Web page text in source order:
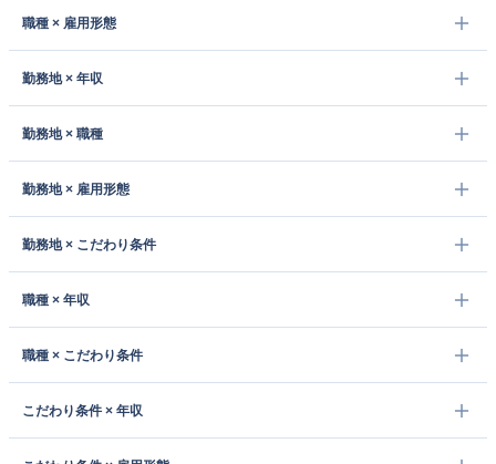
職種 × 雇用形態
勤務地 × 年収
勤務地 × 職種
勤務地 × 雇用形態
勤務地 × こだわり条件
職種 × 年収
職種 × こだわり条件
こだわり条件 × 年収